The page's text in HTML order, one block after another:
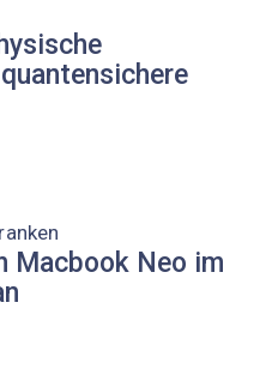
Macbook Neo im